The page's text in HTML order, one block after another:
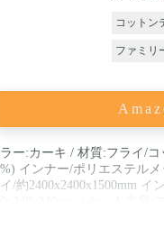
コットン
ファミリ
ー:カーキ / 材質:フライ/
インナー/ポリエステル
/約2400x2400x1500mm イ
ール×1・サブポール×1 / 全